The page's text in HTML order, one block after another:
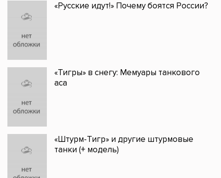
«Русские идут!» Почему боятся России?
«Тигры» в снегу: Мемуары танкового
аса
«Штурм-Тигр» и другие штурмовые
танки (+ модель)